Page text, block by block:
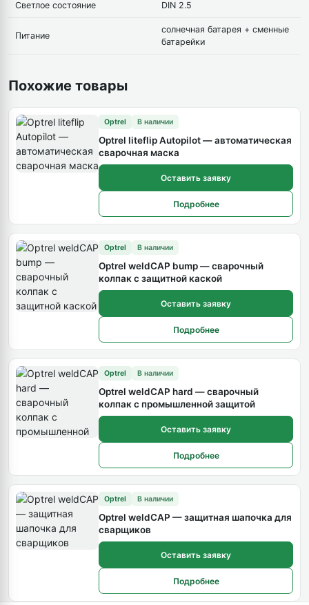
Светлое состояние DIN 2.5
Питание
солнечная батарея + сменные
батарейки
Похожие товары
Optrel В наличии
Optrel liteflip Autopilot — автоматическая
сварочная маска
Оставить заявку
Подробнее
Optrel В наличии
Optrel weldCAP bump — сварочный
колпак с защитной каской
Оставить заявку
Подробнее
Optrel В наличии
Optrel weldCAP hard — сварочный
колпак с промышленной защитой
Оставить заявку
Подробнее
Optrel В наличии
Optrel weldCAP — защитная шапочка для
сварщиков
Оставить заявку
Подробнее